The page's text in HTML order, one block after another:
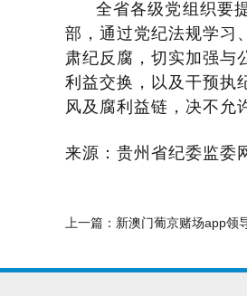
全省各级党组织要
部，通过党纪法规学习
肃纪反腐，切实加强与
利益交换，以及干预执
风及腐利益链，决不允
来源：贵州省纪委监委
上一篇： 新澳门葡京赌场app领